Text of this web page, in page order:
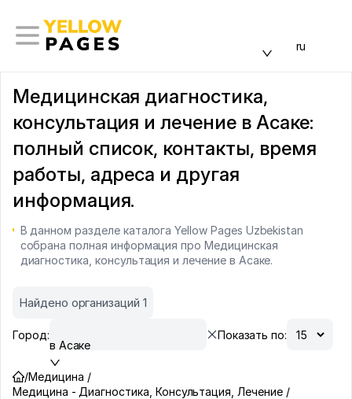
ru
Медицинская диагностика,
консультация и лечение в Асаке:
полный список, контакты, время
работы, адреса и другая
информация.
В данном разделе каталога Yellow Pages Uzbekistan
собрана полная информация про Медицинская
диагностика, консультация и лечение в Асаке.
Найдено организаций 1
Город:
в Асаке
Показать по:
/Медицина /
Медицина - Диагностика, Консультация, Лечение /